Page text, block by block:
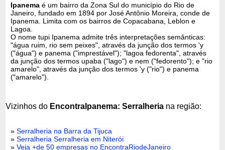
Ipanema é um bairro da Zona Sul do município do Rio de
Janeiro, fundado em 1894 por José Antônio Moreira, conde de
Ipanema. Limita com os bairros de Copacabana, Leblon e
Lagoa.
O nome tupi Ipanema admite três interpretações semânticas:
"água ruim, rio sem peixes", através da junção dos termos 'y
("água") e panema ("imprestável"); "lagoa fedorenta", através
da junção dos termos upaba ("lago") e nem ("fedorento"); e "rio
amarelo", através da junção dos termos 'y ("rio") e panema
("amarelo").
Vizinhos do EncontraIpanema: Serralheria na região:
»Serralheria na Barra da Tijuca
»Serralheria Serralheria em Niterói
»Veja +de 50 empresas no EncontraRiodeJaneiro